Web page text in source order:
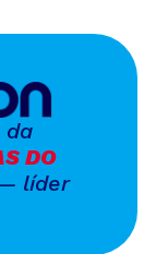
da
DO
líder